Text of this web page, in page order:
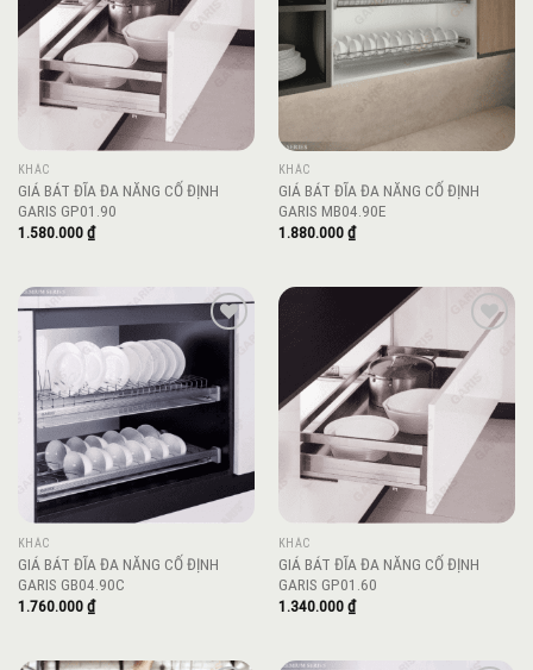
KHÁC
GIÁ BÁT ĐĨA ĐA NĂNG CỐ ĐỊNH
GARIS GP01.90
1.580.000₫
KHÁC
GIÁ BÁT ĐĨA ĐA NĂNG CỐ ĐỊNH
GARIS MB04.90E
1.880.000₫
KHÁC
GIÁ BÁT ĐĨA ĐA NĂNG CỐ ĐỊNH
GARIS GB04.90C
1.760.000₫
Add to
wishlist
KHÁC
GIÁ BÁT ĐĨA ĐA NĂNG CỐ ĐỊNH
GARIS GP01.60
1.340.000₫